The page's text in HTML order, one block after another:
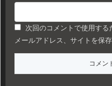
次回のコメントで使用する
メールアドレス、サイトを保存